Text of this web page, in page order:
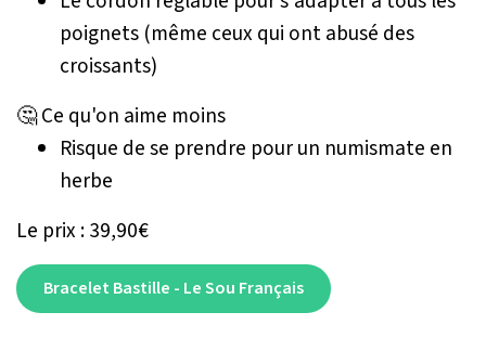
poignets (même ceux qui ont abusé des
croissants)
🤔 Ce qu'on aime moins
Risque de se prendre pour un numismate en
herbe
Le prix : 39,90€
Bracelet Bastille - Le Sou Français